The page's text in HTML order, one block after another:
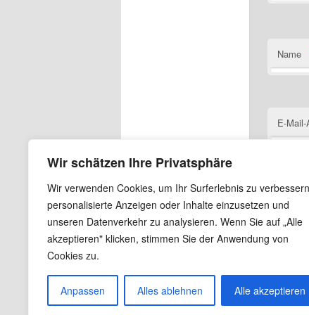
Wir schätzen Ihre Privatsphäre
Wir verwenden Cookies, um Ihr Surferlebnis zu
personalisierte Anzeigen oder Inhalte einzusetzen und
unseren Datenverkehr zu analysieren. Wenn Sie auf „Alle
akzeptieren" klicken, stimmen Sie der Anwendung von
Cookies zu.
Anpassen Alles ablehnen Alle akzeptieren
Name
E-
Website